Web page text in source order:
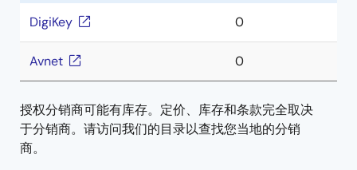
DigiKey 0
Avnet 0
授权分销商可能有库存。定价、库存和条款完全取决
于分销商。请访问我们的目录以查找您当地的分销
商。